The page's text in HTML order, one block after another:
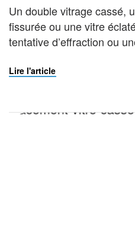
Un double vitrage cassé,
fissurée ou une vitre
tentative d’effraction ou
froid s’engouffre, la
à un vitrier à Franconville
Lire l'article